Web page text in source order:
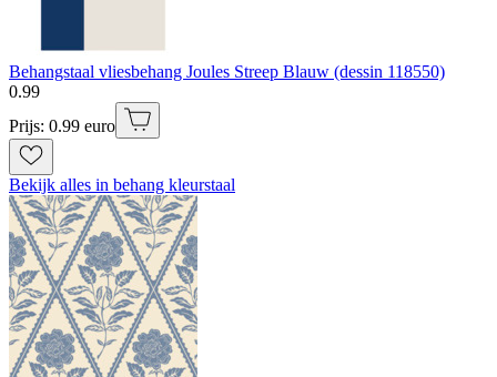
Behangstaal vliesbehang Joules Streep Blauw (dessin 118550)
0.99
Prijs: 0.99 euro
Bekijk alles in behang kleurstaal